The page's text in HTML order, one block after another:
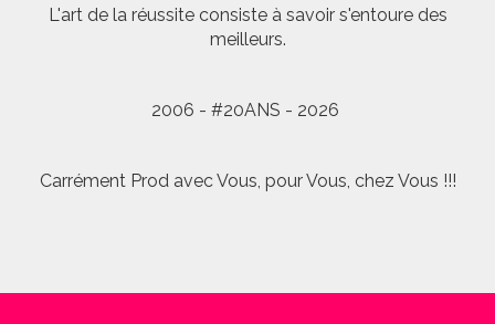
L'art de la réussite consiste à savoir s'entoure des
meilleurs.
2006 - #20ANS - 2026
Carrément Prod avec Vous, pour Vous, chez Vous !!!